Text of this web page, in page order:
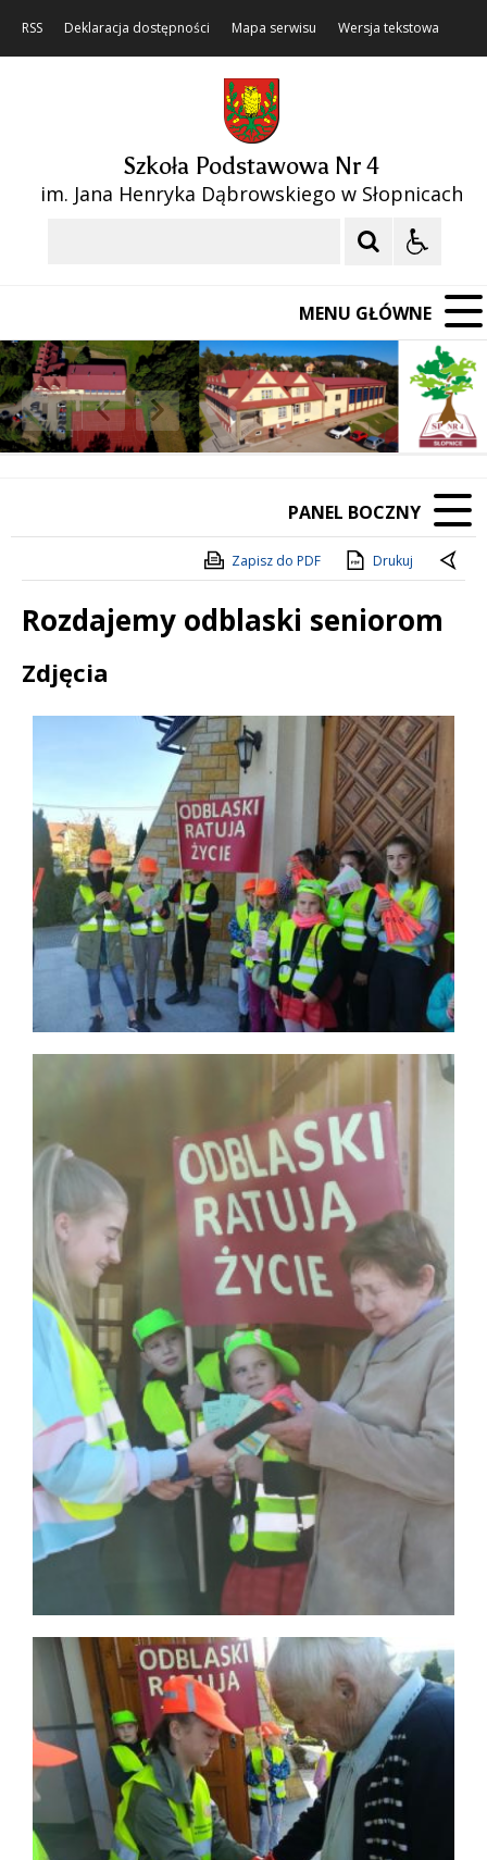
RSS Deklaracja dostępności Mapa serwisu Wersja tekstowa
Szkoła Podstawowa Nr 4
im. Jana Henryka Dąbrowskiego w Słopnicach
MENU GŁÓWNE
Poprzedni Element
Następny Element
❚❚
PANEL BOCZNY
Zapisz do PDF Drukuj
Rozdajemy odblaski seniorom
Treść
Zdjęcia